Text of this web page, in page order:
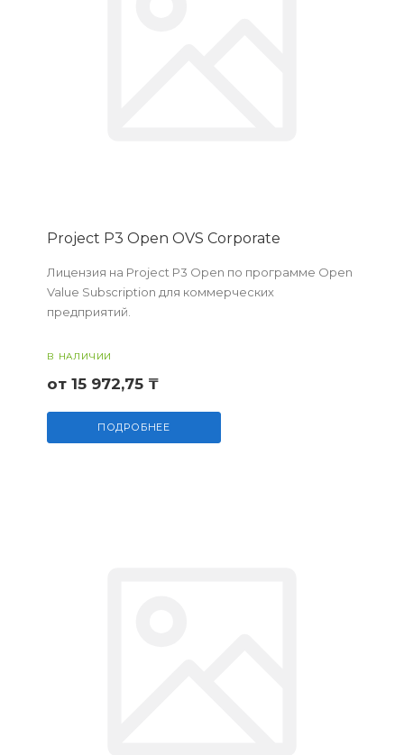
Project P3 Open OVS Corporate
Лицензия на Project P3 Open по программе Open
Value Subscription для коммерческих
предприятий.
В НАЛИЧИИ
от 15 972,75 ₸
ПОДРОБНЕЕ